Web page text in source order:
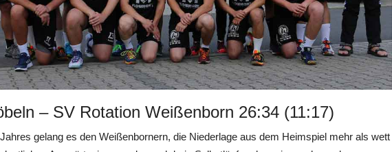
– SV Rotation Weißenborn 26:34 (11:17)
gelang es den Weißenbornern, die Niederlage aus dem Heimspiel mehr als wett